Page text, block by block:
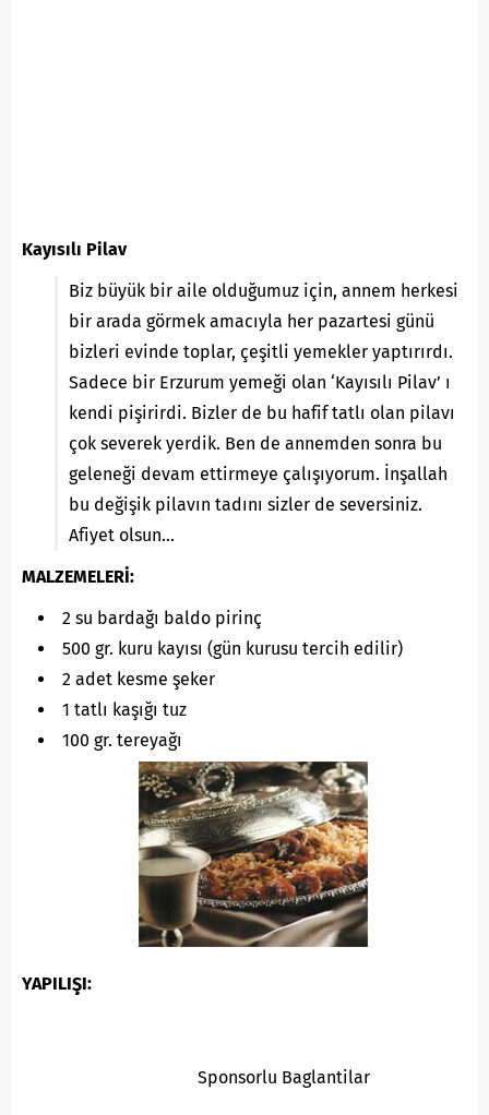
Kayısılı Pilav
Biz büyük bir aile olduğumuz için, annem herkesi
bir arada görmek amacıyla her pazartesi günü
bizleri evinde toplar, çeşitli yemekler yaptırırdı.
Sadece bir Erzurum yemeği olan ‘Kayısılı Pilav’ ı
kendi pişirirdi. Bizler de bu hafif tatlı olan pilavı
çok severek yerdik. Ben de annemden sonra bu
geleneği devam ettirmeye çalışıyorum. İnşallah
bu değişik pilavın tadını sizler de seversiniz.
Afiyet olsun…
MALZEMELERİ:
2 su bardağı baldo pirinç
500 gr. kuru kayısı (gün kurusu tercih edilir)
2 adet kesme şeker
1 tatlı kaşığı tuz
100 gr. tereyağı
YAPILIŞI:
Sponsorlu Baglantilar